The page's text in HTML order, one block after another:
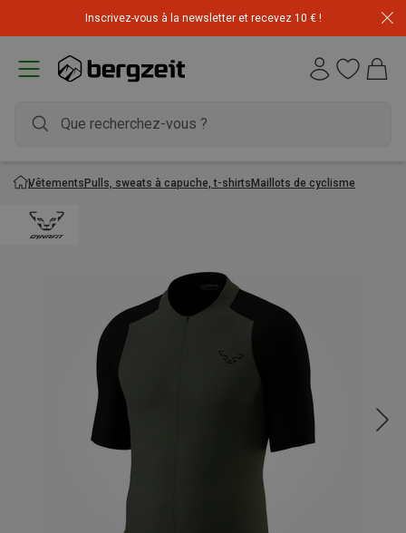
Inscrivez-vous à la newsletter et recevez 10 € !
VêtementsPulls, sweats à capuche, t-shirtsMaillots de cyclisme